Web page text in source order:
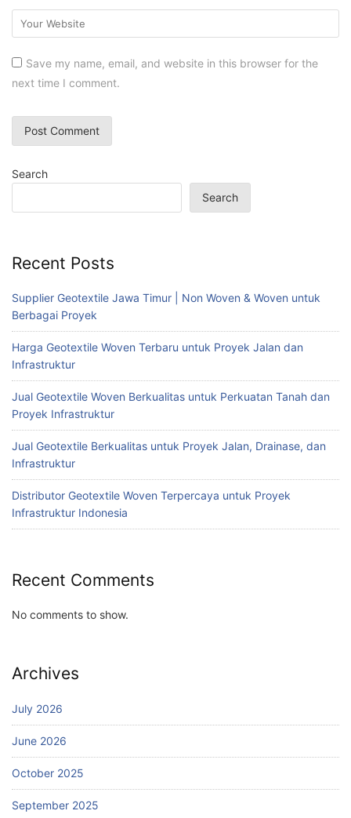
Save my name, email, and website in this browser for the
next time I comment.
Search
Search
Recent Posts
Supplier Geotextile Jawa Timur | Non Woven & Woven untuk
Berbagai Proyek
Harga Geotextile Woven Terbaru untuk Proyek Jalan dan
Infrastruktur
Jual Geotextile Woven Berkualitas untuk Perkuatan Tanah dan
Proyek Infrastruktur
Jual Geotextile Berkualitas untuk Proyek Jalan, Drainase, dan
Infrastruktur
Distributor Geotextile Woven Terpercaya untuk Proyek
Infrastruktur Indonesia
Recent Comments
No comments to show.
Archives
July 2026
June 2026
October 2025
September 2025